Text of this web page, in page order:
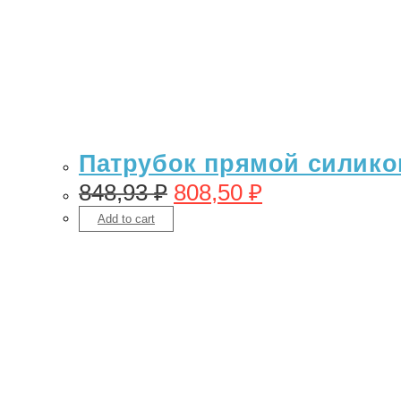
Патрубок прямой
848,93₽ 808,50 ₽
Add to cart